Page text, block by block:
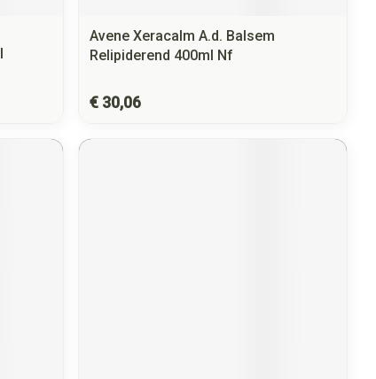
Avene Xeracalm A.d. Balsem
Relipiderend 400ml Nf
€ 30,06